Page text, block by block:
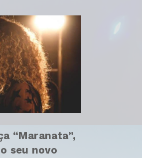
“Maranata”,
seu novo